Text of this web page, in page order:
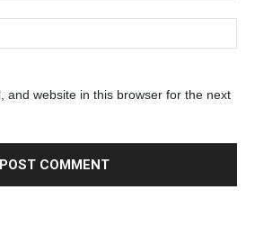
and website in this browser for the next